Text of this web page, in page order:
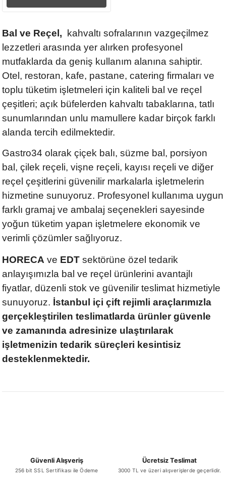
Bal ve Reçel,
kahvaltı sofralarının vazgeçilmez
lezzetleri arasında yer alırken profesyonel
mutfaklarda da geniş kullanım alanına sahiptir.
Otel, restoran, kafe, pastane, catering firmaları ve
toplu tüketim işletmeleri için kaliteli bal ve reçel
çeşitleri; açık büfelerden kahvaltı tabaklarına, tatlı
sunumlarından unlu mamullere kadar birçok farklı
alanda tercih edilmektedir.
Gastro34 olarak çiçek balı, süzme bal, porsiyon
bal, çilek reçeli, vişne reçeli, kayısı reçeli ve diğer
reçel çeşitlerini güvenilir markalarla işletmelerin
hizmetine sunuyoruz. Profesyonel kullanıma uygun
farklı gramaj ve ambalaj seçenekleri sayesinde
yoğun tüketim yapan işletmelere ekonomik ve
verimli çözümler sağlıyoruz.
HORECA ve EDT sektörüne özel tedarik
anlayışımızla bal ve reçel ürünlerini avantajlı
fiyatlar, düzenli stok ve güvenilir teslimat hizmetiyle
sunuyoruz. İstanbul içi çift rejimli araçlarımızla
gerçekleştirilen teslimatlarda ürünler güvenle
ve zamanında adresinize ulaştırılarak
işletmenizin tedarik süreçleri kesintisiz
desteklenmektedir.
Güvenli Alışveriş
256 bit SSL Sertifikası ile Ödeme
Ücretsiz Teslimat
3000 TL ve üzeri alışverişlerde geçerlidir.